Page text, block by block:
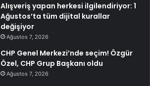
Alışveriş yapan herkesi ilgilendiriyor: 1
Ağustos’ta tüm dijital kurallar
değişiyor
Ağustos 7, 2026
CHP Genel Merkezi’nde seçim! Özgür
Özel, CHP Grup Başkanı oldu
Ağustos 7, 2026